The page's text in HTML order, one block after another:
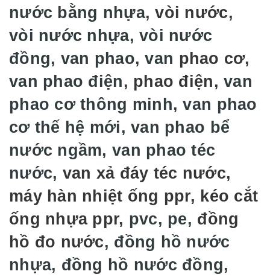
nước bằng nhựa,vòi nước,
vòi nước nhựa, vòi nước
đồng, van phao, van phao cơ,
van phao điện, phao điện, van
phao cơ thông minh, van phao
cơ thế hệ mới, van phao bể
nước ngầm, van phao téc
nước, van xả đáy téc nước,
máy hàn nhiệt ống ppr, kéo cắt
ống nhựa ppr, pvc, pe, đồng
hồ đo nước, đồng hồ nước
nhựa, đồng hồ nước đồng,